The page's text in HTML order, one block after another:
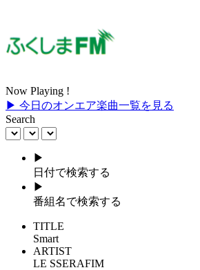
Now Playing !
▶ 今日のオンエア楽曲一覧を見る
Search
▶
日付で検索する
▶
番組名で検索する
TITLE
Smart
ARTIST
LE SSERAFIM